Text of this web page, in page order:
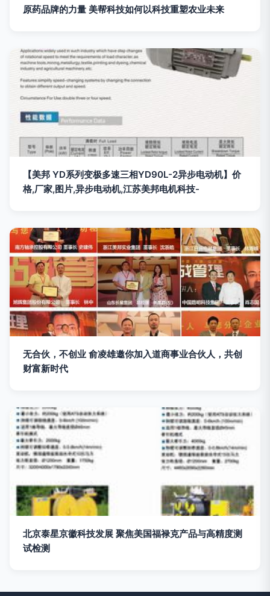
原药品牌的力量 美帮科技如何以科技重塑农业未来
【美邦 YD系列变极多速三相YD90L-2异步电动机】价
格,厂家,图片,异步电动机,江苏美邦电机科技-
无合伙，不创业 俞凌雄邀你加入道商事业合伙人，共创
财富新时代
北京泰星京徽科技发展 聚焦美国福禄克产品与高精度测
试检测